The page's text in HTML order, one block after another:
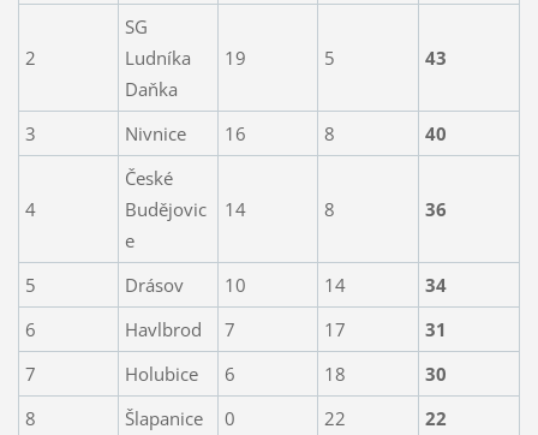
2
SG
Ludníka
Daňka
19 5 43
3 Nivnice 16 8 40
4
České
Budějovic
e
14 8 36
5 Drásov 10 14
34
6
Havlbrod 7 17
31
7
Holubice 6 18
30
8
Šlapanice 0 22 22